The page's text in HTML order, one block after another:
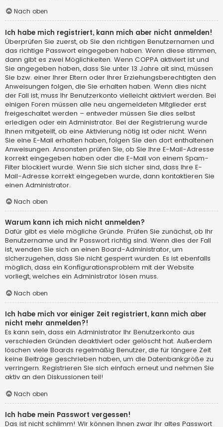
Nach oben
Ich habe mich registriert, kann mich aber nicht anmelden!
Überprüfen Sie zuerst, ob Sie den richtigen Benutzernamen und
das richtige Passwort eingegeben haben. Wenn diese stimmen,
dann gibt es zwei Möglichkeiten. Wenn COPPA aktiviert ist und
Sie angegeben haben, dass Sie unter 13 Jahre alt sind, müssen
Sie bzw. einer Ihrer Eltern oder Ihrer Erziehungsberechtigten den
Anweisungen folgen, die Sie erhalten haben. Wenn dies nicht
der Fall ist, muss Ihr Benutzerkonto vielleicht aktiviert werden. Bei
einigen Foren müssen alle neu angemeldeten Mitglieder erst
freigeschaltet werden – entweder müssen Sie dies selbst
erledigen oder ein Administrator. Bei der Registrierung wurde
Ihnen mitgeteilt, ob eine Aktivierung nötig ist oder nicht. Wenn
Sie eine E-Mail erhalten haben, folgen Sie den dort enthaltenen
Anweisungen. Ansonsten prüfen Sie, ob Sie Ihre E-Mail-Adresse
korrekt eingegeben haben oder die E-Mail von einem Spam-
Filter blockiert wurde. Wenn Sie sich sicher sind, dass Ihre E-
Mail-Adresse korrekt eingegeben wurde, dann kontaktieren Sie
einen Administrator.
Nach oben
Warum kann ich mich nicht anmelden?
Dafür gibt es viele mögliche Gründe. Prüfen Sie zunächst, ob Ihr
Benutzername und Ihr Passwort richtig sind. Wenn dies der Fall
ist, wenden Sie sich an einen Board-Administrator, um
sicherzugehen, dass Sie nicht gesperrt wurden. Es ist ebenfalls
möglich, dass ein Konfigurationsproblem mit der Website
vorliegt, welches ein Administrator lösen muss.
Nach oben
Ich habe mich vor einiger Zeit registriert, kann mich aber
nicht mehr anmelden?!
Es kann sein, dass ein Administrator Ihr Benutzerkonto aus
verschieden Gründen deaktiviert oder gelöscht hat. Außerdem
löschen viele Boards regelmäßig Benutzer, die für längere Zeit
keine Beiträge geschrieben haben, um die Datenbankgröße zu
verringern. Registrieren Sie sich einfach erneut und nehmen Sie
aktiv an den Diskussionen teil!
Nach oben
Ich habe mein Passwort vergessen!
Das ist nicht schlimm! Wir können Ihnen zwar Ihr altes Passwort